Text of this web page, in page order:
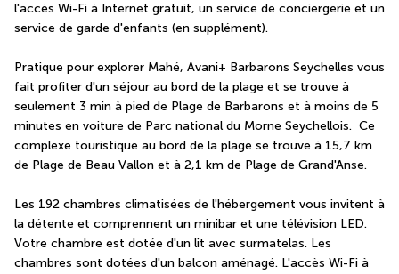
l'accès Wi-Fi à Internet gratuit, un service de conciergerie et un
service de garde d'enfants (en supplément).
Pratique pour explorer Mahé, Avani+ Barbarons Seychelles vous
fait profiter d'un séjour au bord de la plage et se trouve à
seulement 3 min à pied de Plage de Barbarons et à moins de 5
minutes en voiture de Parc national du Morne Seychellois.  Ce
complexe touristique au bord de la plage se trouve à 15,7 km
de Plage de Beau Vallon et à 2,1 km de Plage de Grand'Anse.
Les 192 chambres climatisées de l'hébergement vous invitent à
la détente et comprennent un minibar et une télévision LED.
Votre chambre est dotée d'un lit avec surmatelas. Les
chambres sont dotées d'un balcon aménagé. L'accès Wi-Fi à